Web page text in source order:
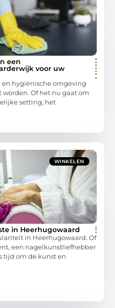
een
voor uw
en hygiënische omgeving
Of het nu gaat om
setting, het
WINKELEN
in Heerhugowaard
in Heerhugowaard. Of
een nagelkunstliefhebber
tijd om de kunst en